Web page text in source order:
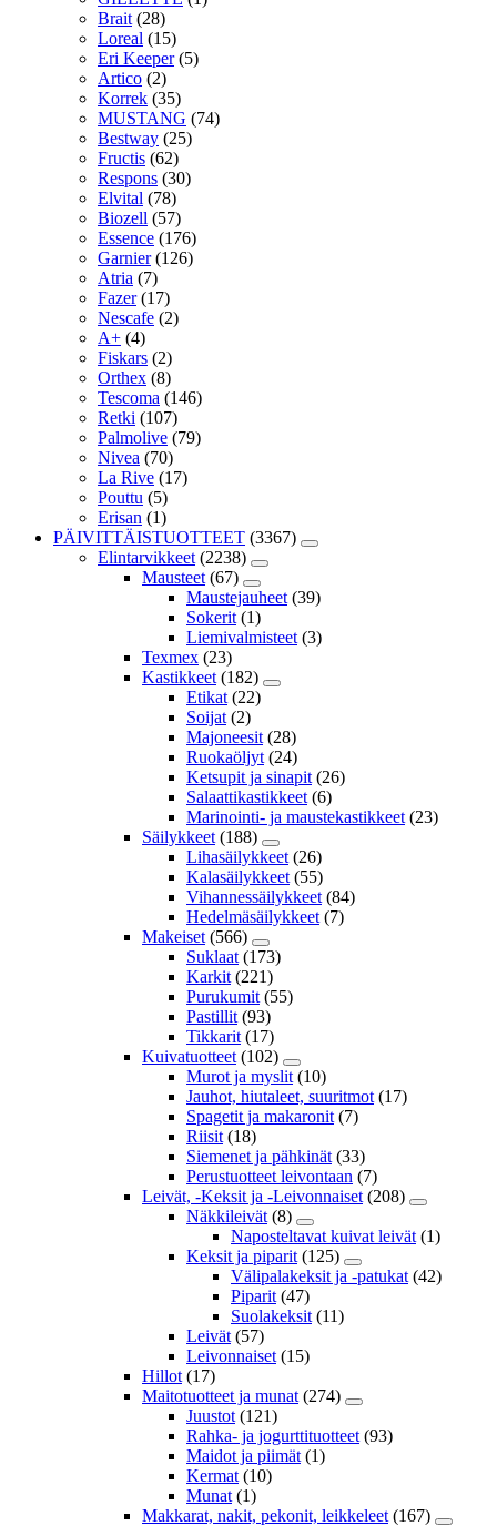
Brait (28)
Loreal (15)
Eri Keeper (5)
Artico (2)
Korrek (35)
MUSTANG (74)
Bestway (25)
Fructis (62)
Respons (30)
Elvital (78)
Biozell (57)
Essence (176)
Garnier (126)
Atria (7)
Fazer (17)
Nescafe (2)
A+ (4)
Fiskars (2)
Orthex (8)
Tescoma (146)
Retki (107)
Palmolive (79)
Nivea (70)
La Rive (17)
Pouttu (5)
Erisan (1)
PÄIVITTÄISTUOTTEET (3367)
Elintarvikkeet (2238)
Mausteet (67)
Maustejauheet (39)
Sokerit (1)
Liemivalmisteet (3)
Texmex (23)
Kastikkeet (182)
Etikat (22)
Soijat (2)
Majoneesit (28)
Ruokaöljyt (24)
Ketsupit ja sinapit (26)
Salaattikastikkeet (6)
Marinointi- ja maustekastikkeet (23)
Säilykkeet (188)
Lihasäilykkeet (26)
Kalasäilykkeet (55)
Vihannessäilykkeet (84)
Hedelmäsäilykkeet (7)
Makeiset (566)
Suklaat (173)
Karkit (221)
Purukumit (55)
Pastillit (93)
Tikkarit (17)
Kuivatuotteet (102)
Murot ja myslit (10)
Jauhot, hiutaleet, suuritmot (17)
Spagetit ja makaronit (7)
Riisit (18)
Siemenet ja pähkinät (33)
Perustuotteet leivontaan (7)
Leivät, -Keksit ja -Leivonnaiset (208)
Näkkileivät (8)
Naposteltavat kuivat leivät (1)
Keksit ja piparit (125)
Välipalakeksit ja -patukat (42)
Piparit (47)
Suolakeksit (11)
Leivät (57)
Leivonnaiset (15)
Hillot (17)
Maitotuotteet ja munat (274)
Juustot (121)
Rahka- ja jogurttituotteet (93)
Maidot ja piimät (1)
Kermat (10)
Munat (1)
Makkarat, nakit, pekonit, leikkeleet (167)